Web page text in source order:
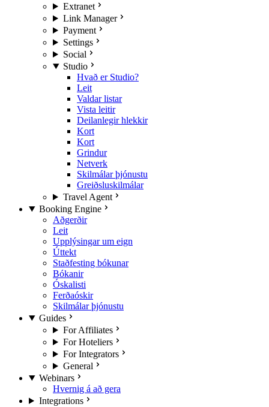
Extranet
Link Manager
Payment
Settings
Social
Studio
Hvað er Studio?
Leit
Valdar listar
Vista leitir
Deilanlegir hlekkir
Kort
Kort
Grindur
Netverk
Skilmálar þjónustu
Greiðsluskilmálar
Travel Agent
Booking Engine
Aðgerðir
Leit
Upplýsingar um eign
Úttekt
Staðfesting bókunar
Bókanir
Óskalisti
Ferðaóskir
Skilmálar þjónustu
Guides
For Affiliates
For Hoteliers
For Integrators
General
Webinars
Hvernig á að gera
Integrations